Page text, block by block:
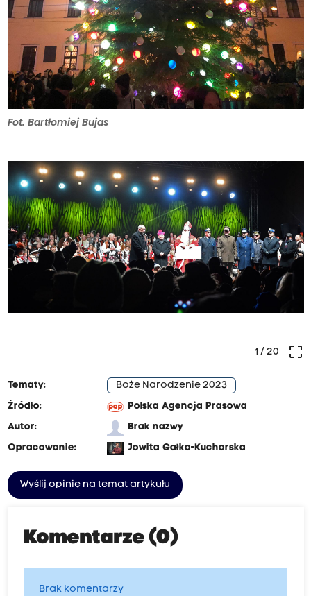
Fot. Bartłomiej Bujas
crop_free
1/ 20
Tematy:
Boże Narodzenie 2023
Źródło:
Polska Agencja Prasowa
Autor:
Brak nazwy
Opracowanie:
Jowita Gałka-Kucharska
Wyślij opinię na temat artykułu
Komentarze (0)
Brak komentarzy